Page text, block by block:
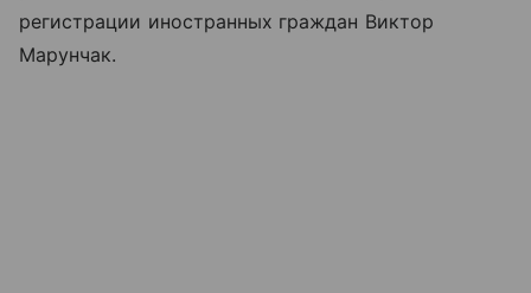
регистрации иностранных граждан Виктор
Марунчак.